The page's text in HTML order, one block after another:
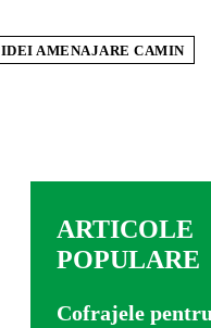
IDEI AMENAJARE CAMIN
ARTICOLE
POPULARE
Cofrajele